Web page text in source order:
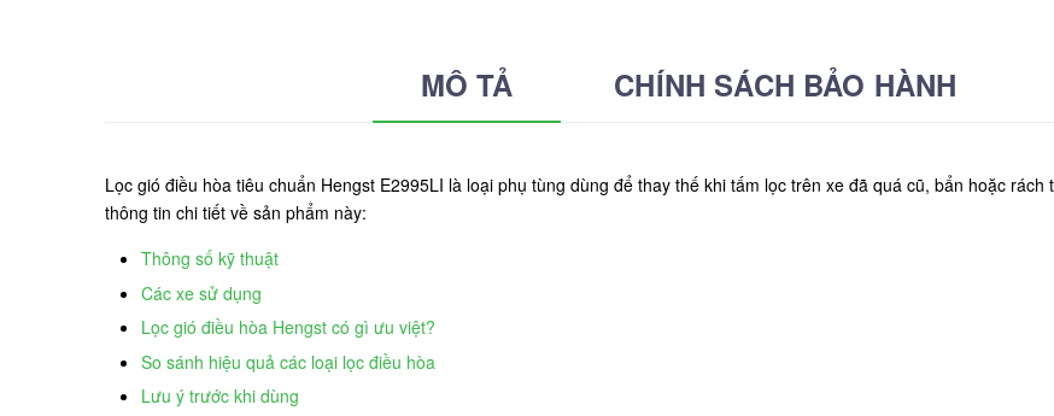
MÔ TẢ CHÍNH SÁCH BẢO HÀNH
Lọc gió điều hòa tiêu chuẩn Hengst E2995LI là loại phụ tùng dùng để thay thế khi tấm lọc trên xe đã quá cũ, bẩn hoặc
thông tin chi tiết về sản phẩm này:
Thông số kỹ thuật
Các xe sử dụng
Lọc gió điều hòa Hengst có gì ưu việt?
So sánh hiệu quả các loại lọc điều hòa
Lưu ý trước khi dùng